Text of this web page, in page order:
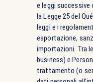
e leggi successive
la Legge 25 del
leggi e i
esportazione,
importazioni. Tra
business) e
trattamento (o